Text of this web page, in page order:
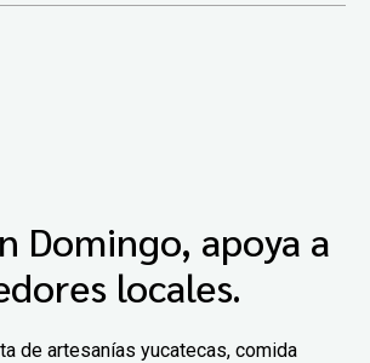
Domingo, apoya a
locales.
de artesanías yucatecas, comida